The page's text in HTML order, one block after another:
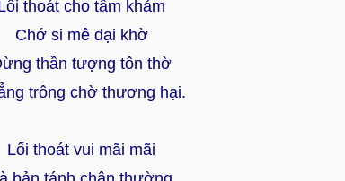
thoát cho tâm khảm
Chớ si mê dại khờ
thần tượng tôn thờ
trông chờ thương hại.
Lối thoát vui mãi mãi